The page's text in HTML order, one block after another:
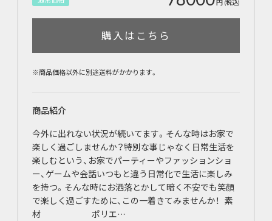
円 (税込)
購入はこちら
※商品価格以外に別途送料がかかります。
商品紹介
今外に出れない状況が続いてます。そんな時はお家で
楽しく過ごしませんか？特別な事じゃなく日常生活を
楽しむという、お家でパーティーやファッションショ
ー、ゲームや会話いつもと違う日常化で生活に楽しみ
を持つ。そんな時にお洒落とかして暗く不安でも笑顔
で楽しく過ごすために、この一着きてみませんか！ 素
材 ポリエ…